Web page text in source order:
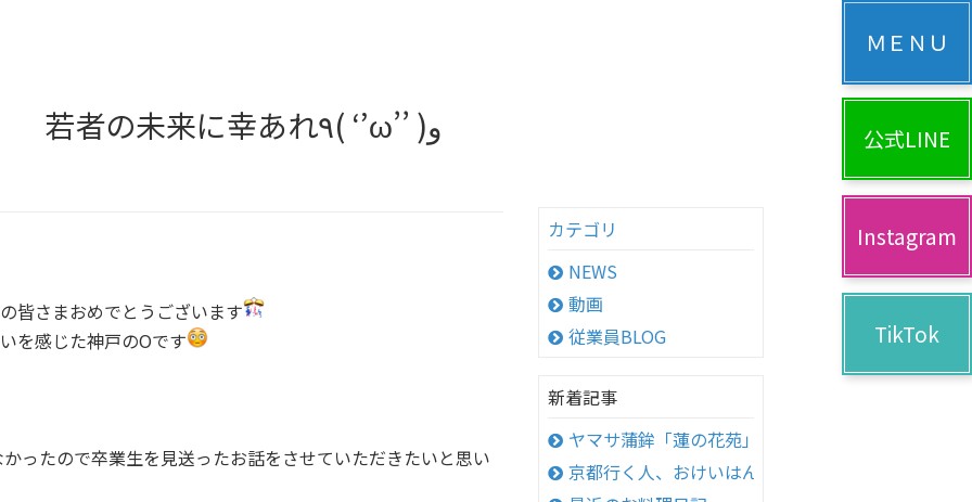
若者の未来に幸あれ٩( ‘’ω’’ )و
皆さまおめでとうございます
を感じた神戸のOです
ったので卒業生を見送ったお話をさせていただきたいと思い
カテゴリ
NEWS
動画
従業員BLOG
新着記事
ヤマサ蒲鉾「蓮の花苑」へ
京都行く人、おけいはん
公式LINE
Instagram
TikTok